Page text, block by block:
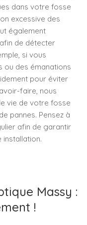
dans votre fosse
excessive des
également
de détecter
si vous
ou des émanations
pour éviter
faire, nous
vie de votre fosse
pannes. Pensez à
afin de garantir
Massy :
!